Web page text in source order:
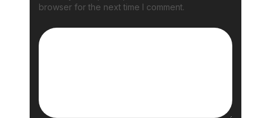
browser for the next time I comment.